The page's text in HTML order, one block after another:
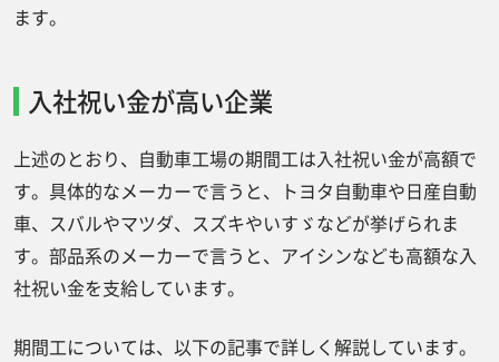
ます。
入社祝い金が高い企業
上述のとおり、自動車工場の期間工は入社祝い金が高額で
す。具体的なメーカーで言うと、トヨタ自動車や日産自動
車、スバルやマツダ、スズキやいすゞなどが挙げられま
す。部品系のメーカーで言うと、アイシンなども高額な入
社祝い金を支給しています。
期間工については、以下の記事で詳しく解説しています。